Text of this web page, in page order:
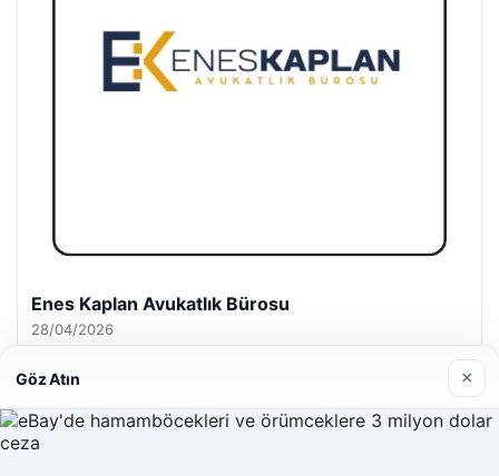
Enes Kaplan Avukatlık Bürosu
28/04/2026
Göz Atın ×